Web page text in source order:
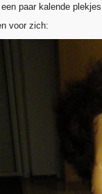
paar kalende
voor zich: